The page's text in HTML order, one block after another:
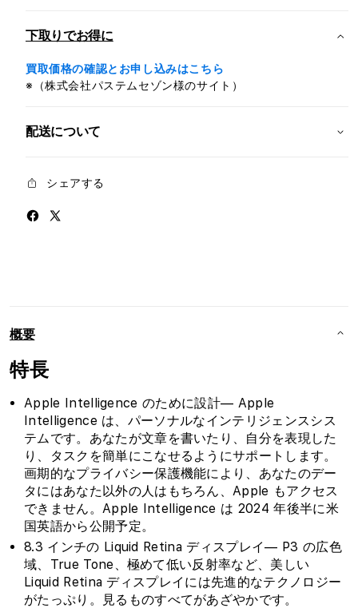
ー
(A17
Pro)
の
を
ら
下取りでお得に
買取価格の確認とお申し込みはこちら
※（株式会社パステムセゾン様のサイト）
配送について
シェアする
概要
特長
Apple Intelligence のために設計— Apple
Intelligence は、パーソナルなインテリジェンスシス
テムです。あなたが文章を書いたり、自分を表現した
り、タスクを簡単にこなせるようにサポートします。
画期的なプライバシー保護機能により、あなたのデー
タにはあなた以外の人はもちろん、Apple もアクセス
できません。Apple Intelligence は 2024 年後半に米
国英語から公開予定。
8.3 インチの Liquid Retina ディスプレイ— P3 の広色
域、True Tone、極めて低い反射率など、美しい
Liquid Retina ディスプレイには先進的なテクノロジー
がたっぷり。見るものすべてがあざやかです。